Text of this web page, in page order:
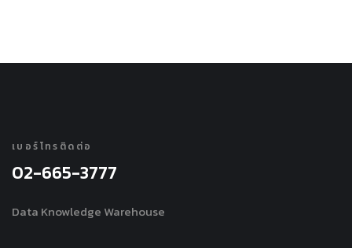
เบอร์โทรติดต่อ
02-665-3777
Data Knowledge Warehouse